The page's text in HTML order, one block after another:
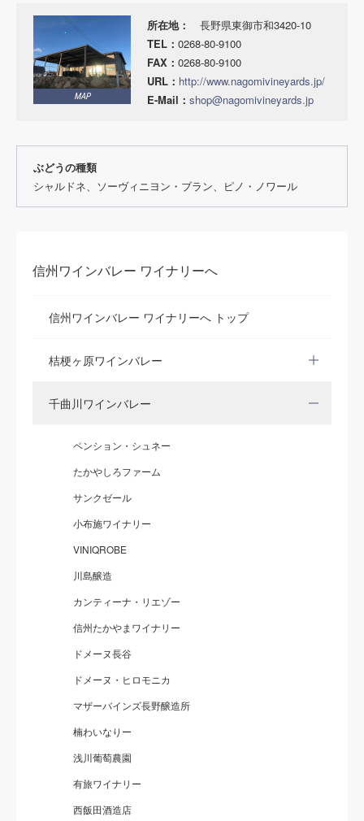
信州ワインバレー ワイナリーへ
信州ワインバレー ワイナリーへ トップ
桔梗ヶ原ワインバレー
千曲川ワインバレー
ペンション・シュネー
たかやしろファーム
サンクゼール
小布施ワイナリー
VINIQROBE
川島醸造
カンティーナ・リエゾー
信州たかやまワイナリー
ドメーヌ長谷
ドメーヌ・ヒロモニカ
マザーバインズ長野醸造所
楠わいなりー
浅川葡萄農園
有旅ワイナリー
西飯田酒造店
MAP
所在地：
長野県東御市和3420-10
TEL： 0268-80-9100
FAX： 0268-80-9100
URL： http://www.nagomivineyards.jp/
E-Mail： shop@nagomivineyards.jp
ぶどうの種類
シャルドネ、ソーヴィニヨン・ブラン、ピノ・ノワール